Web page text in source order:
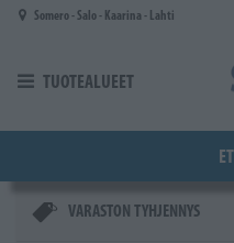
Siirry pääsisältöön
Somero - Salo - Kaarina - Lahti
TUOTEALUEET
VARASTON TYHJENNYS